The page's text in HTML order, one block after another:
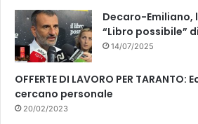
Decaro-Emiliano,
“Libro possibile”
14/07/2025
OFFERTE DI LAVORO PER
cercano personale
20/02/2023